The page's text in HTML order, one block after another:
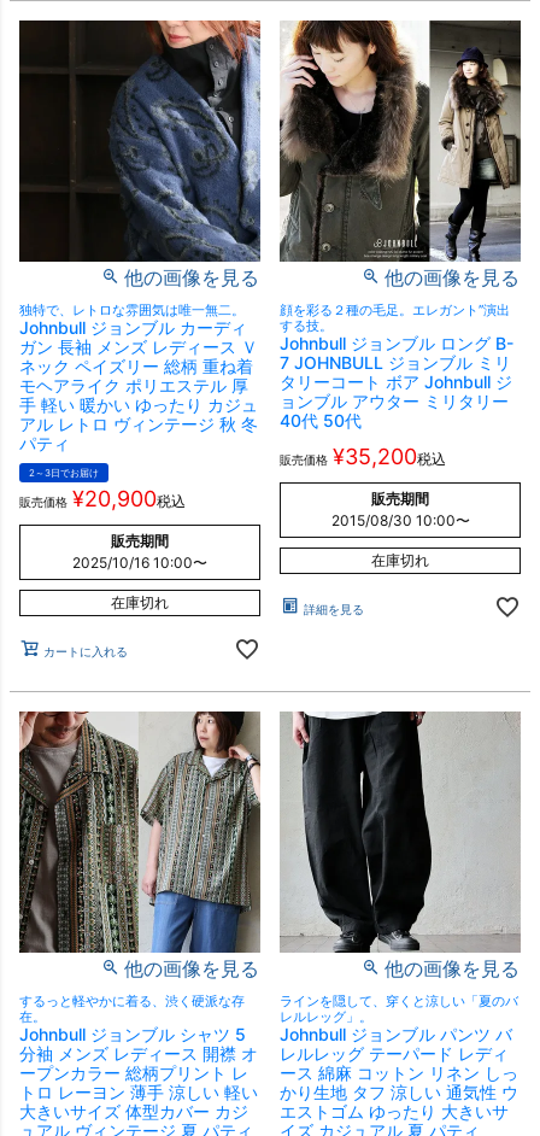
他の画像を見る
独特で、レトロな雰囲気は唯一無二。
Johnbull ジョンブル カーディ
ガン 長袖 メンズ レディース Ｖ
ネック ペイズリー 総柄 重ね着
モヘアライク ポリエステル 厚
手 軽い 暖かい ゆったり カジュ
アル レトロ ヴィンテージ 秋 冬
パティ
2～3日でお届け
販売価格 ¥20,900税込
販売期間
2025/10/16 10:00〜
在庫切れ
カートに入れる
他の画像を見る
顔を彩る２種の毛足。エレガント”演出
する技。
Johnbull ジョンブル ロング B-
7 JOHNBULL ジョンブル ミリ
タリーコート ボア Johnbull ジ
ョンブル アウター ミリタリー
40代 50代
販売価格 ¥35,200税込
販売期間
2015/08/30 10:00〜
在庫切れ
詳細を見る
他の画像を見る
するっと軽やかに着る、渋く硬派な存
在。
Johnbull ジョンブル シャツ 5
分袖 メンズ レディース 開襟 オ
ープンカラー 総柄プリント レ
トロ レーヨン 薄手 涼しい 軽い
大きいサイズ 体型カバー カジ
ュアル ヴィンテージ 夏 パティ
他の画像を見る
ラインを隠して、穿くと涼しい「夏のバ
レルレッグ」。
Johnbull ジョンブル パンツ バ
レルレッグ テーパード レディ
ース 綿麻 コットン リネン しっ
かり生地 タフ 涼しい 通気性 ウ
エストゴム ゆったり 大きいサ
イズ カジュアル 夏 パティ